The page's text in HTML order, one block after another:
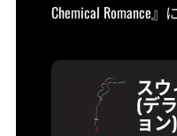
Chemical Romance』
ス
(デ
ョ